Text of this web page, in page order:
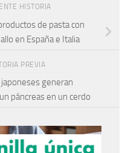
HISTORIA
de pasta con
en España e Italia
PREVIA
generan
páncreas en un cerdo